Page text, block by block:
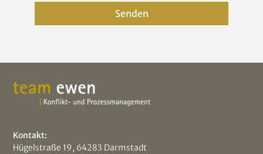
Senden
Kontakt:
Hügelstraße 19, 64283 Darmstadt